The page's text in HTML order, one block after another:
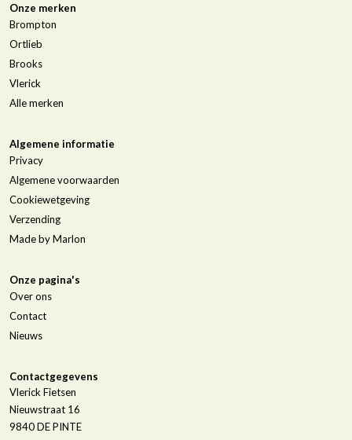
Onze merken
Brompton
Ortlieb
Brooks
Vlerick
Alle merken
Algemene informatie
Privacy
Algemene voorwaarden
Cookiewetgeving
Verzending
Made by Marlon
Onze pagina's
Over ons
Contact
Nieuws
Contactgegevens
Vlerick Fietsen
Nieuwstraat 16
9840DE PINTE